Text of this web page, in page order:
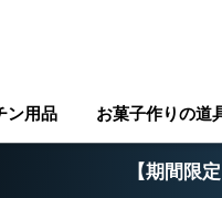
ン用品 お菓子作りの道
【期間限